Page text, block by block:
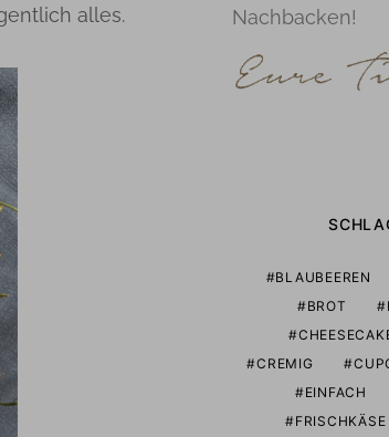
alles.
Nachbacken!
BLAUBEEREN
BROT
CREMIG
EINFACH
FRISCHKÄSE